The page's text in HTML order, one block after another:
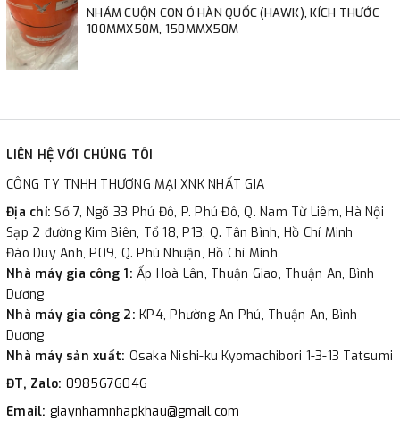
NHÁM CUỘN CON Ó HÀN QUỐC (HAWK), KÍCH THƯỚC
100MMX50M, 150MMX50M
LIÊN HỆ VỚI CHÚNG TÔI
CÔNG TY TNHH THƯƠNG MẠI XNK NHẤT GIA
Địa chỉ:Số 7, Ngõ 33 Phú Đô, P. Phú Đô, Q. Nam Từ Liêm, Hà Nội
Sạp 2 đường Kim Biên, Tổ 18, P13, Q. Tân Bình, Hồ Chí Minh
Đào Duy Anh, P09, Q. Phú Nhuận, Hồ Chí Minh
Nhà máy gia công 1: Ấp Hoà Lân, Thuận Giao, Thuận An, Bình
Dương
Nhà máy gia công 2: KP4, Phường An Phú, Thuận An, Bình
Dương
Nhà máy sản xuất: Osaka Nishi-ku Kyomachibori 1-3-13 Tatsumi
ĐT, Zalo: 0985676046
Email: giaynhamnhapkhau@gmail.com